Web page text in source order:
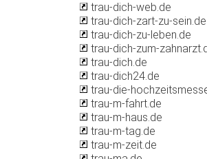
trau-dich-web.de
trau-dich-zart-zu-sein.de
trau-dich-zu-leben.de
trau-dich-zum-
trau-dich.de
trau-dich24.de
trau-die-
trau-m-fahrt.de
trau-m-haus.de
trau-m-tag.de
trau-m-zeit.de